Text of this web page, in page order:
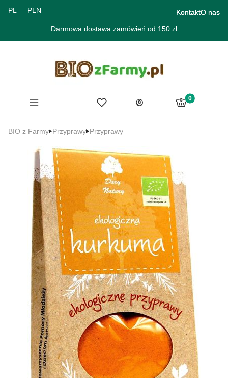
PL PLN KontaktO nas
Darmowa dostawa zamówień od 150 zł
Menu Ulubione
Zaloguj się
Produkty w
Koszyk
BIO z Farmy Przyprawy Przyprawy